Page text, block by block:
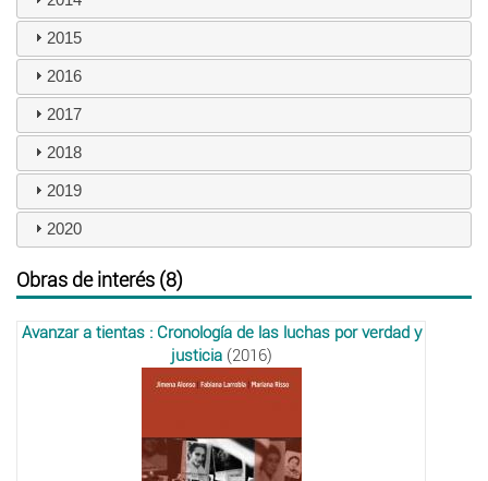
2015
2016
2017
2018
2019
2020
Obras de interés (8)
Avanzar a tientas : Cronología de las luchas por verdad y
justicia(2016)